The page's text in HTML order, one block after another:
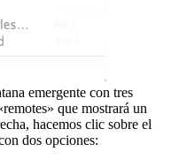
emergente con tres
que mostrará un
hacemos clic sobre el
dos opciones: